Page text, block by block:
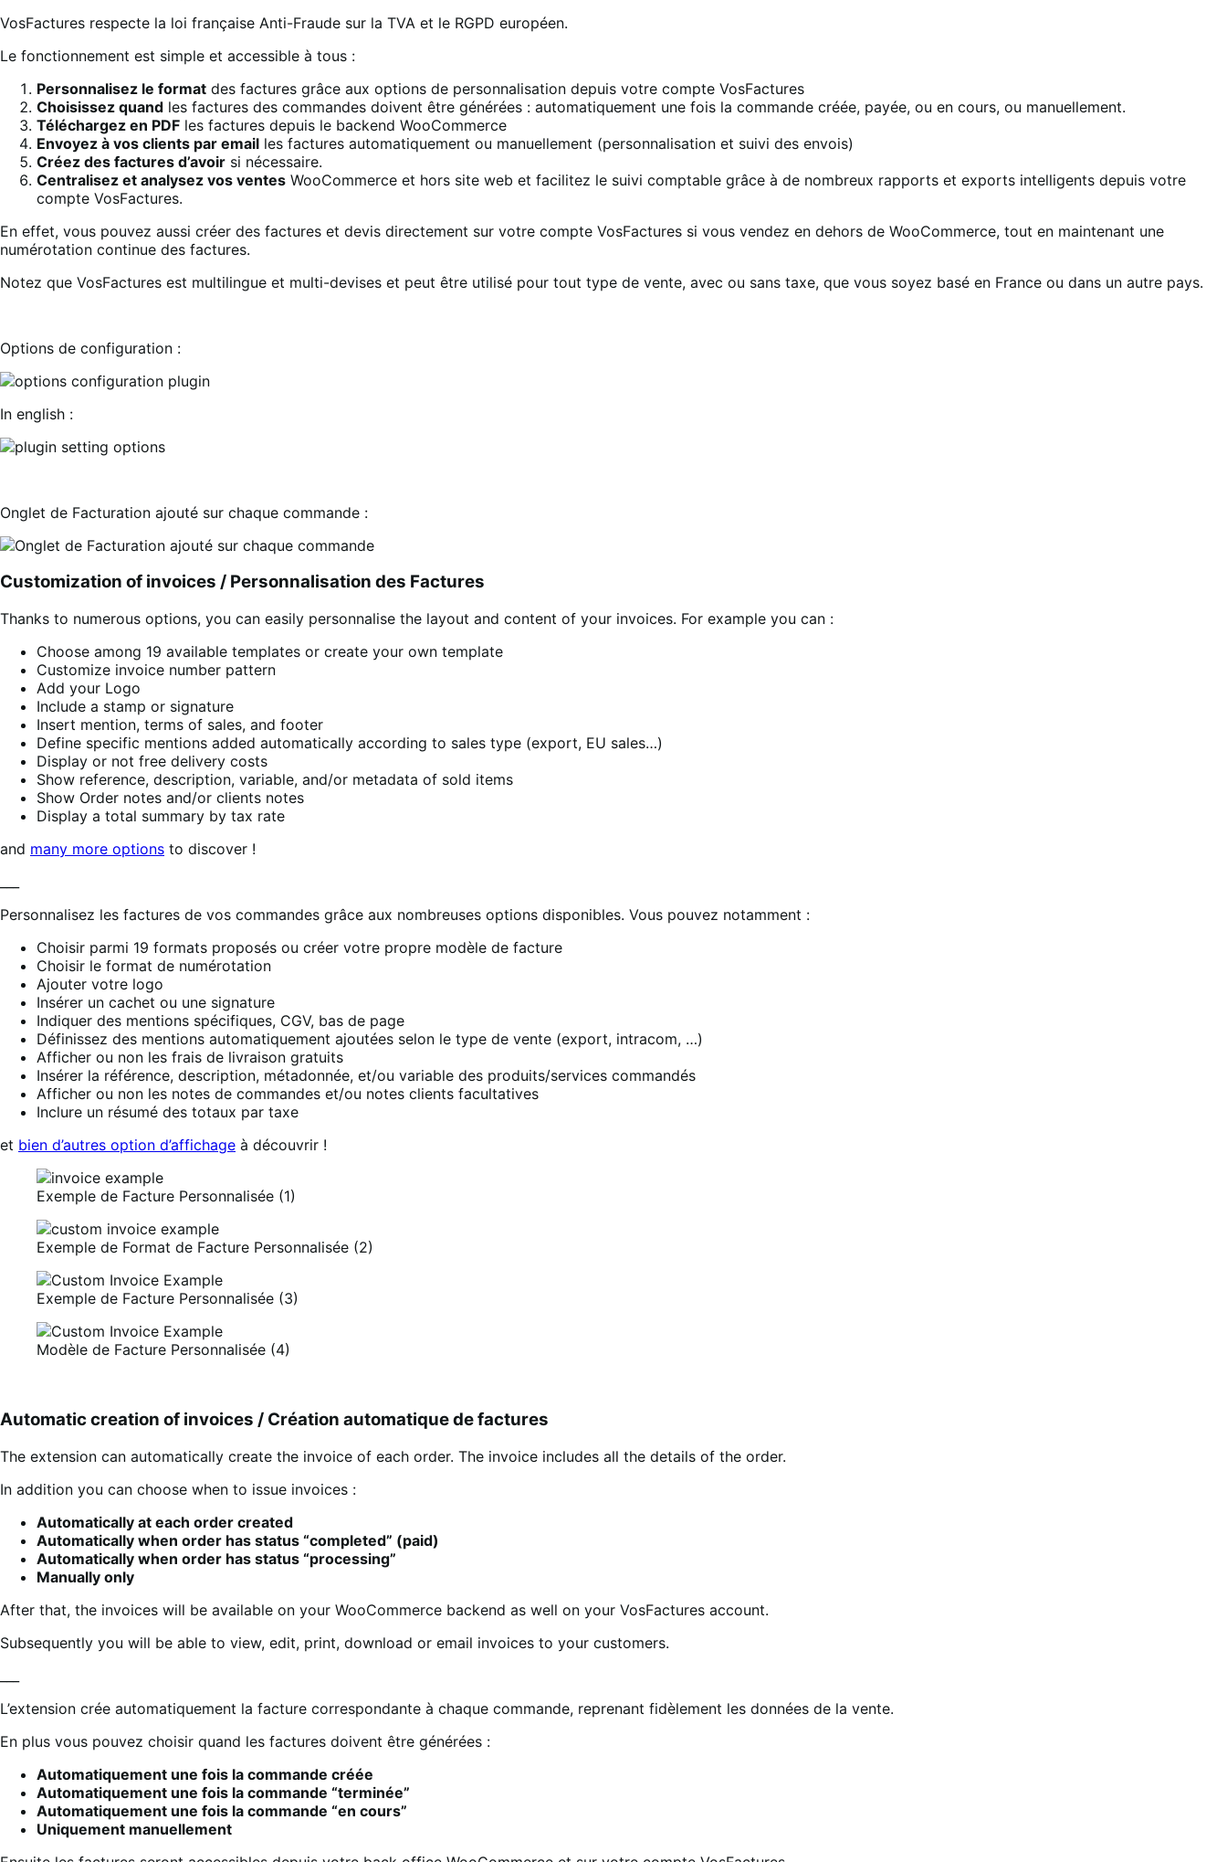
VosFactures respecte la loi française Anti-Fraude sur la TVA et le RGPD européen.
Le fonctionnement est simple et accessible à tous :
Personnalisez le format des factures grâce aux options de personnalisation depuis votre compte VosFactures
Choisissez quand les factures des commandes doivent être générées : automatiquement une fois la commande créée, payée, ou en cours, ou manuellement.
Téléchargez en PDF les factures depuis le backend WooCommerce
Envoyez à vos clients par email les factures automatiquement ou manuellement (personnalisation et suivi des envois)
Créez des factures d’avoir si nécessaire.
Centralisez et analysez vos ventes WooCommerce et hors site web et facilitez le suivi comptable grâce à de nombreux rapports et exports intelligents depuis votre
compte VosFactures.
En effet, vous pouvez aussi créer des factures et devis directement sur votre compte VosFactures si vous vendez en dehors de WooCommerce, tout en maintenant une
numérotation continue des factures.
Notez que VosFactures est multilingue et multi-devises et peut être utilisé pour tout type de vente, avec ou sans taxe, que vous soyez basé en France ou dans un autre pays.
Options de configuration :
In english :
Onglet de Facturation ajouté sur chaque commande :
Customization of invoices / Personnalisation des Factures
Thanks to numerous options, you can easily personnalise the layout and content of your invoices. For example you can :
Choose among 19 available templates or create your own template
Customize invoice number pattern
Add your Logo
Include a stamp or signature
Insert mention, terms of sales, and footer
Define specific mentions added automatically according to sales type (export, EU sales…)
Display or not free delivery costs
Show reference, description, variable, and/or metadata of sold items
Show Order notes and/or clients notes
Display a total summary by tax rate
and many more options to discover !
Personnalisez les factures de vos commandes grâce aux nombreuses options disponibles. Vous pouvez notamment :
Choisir parmi 19 formats proposés ou créer votre propre modèle de facture
Choisir le format de numérotation
Ajouter votre logo
Insérer un cachet ou une signature
Indiquer des mentions spécifiques, CGV, bas de page
Définissez des mentions automatiquement ajoutées selon le type de vente (export, intracom, …)
Afficher ou non les frais de livraison gratuits
Insérer la référence, description, métadonnée, et/ou variable des produits/services commandés
Afficher ou non les notes de commandes et/ou notes clients facultatives
Inclure un résumé des totaux par taxe
et bien d’autres option d’affichage à découvrir !
Exemple de Facture Personnalisée (1)
Exemple de Format de Facture Personnalisée (2)
Exemple de Facture Personnalisée (3)
Modèle de Facture Personnalisée (4)
Automatic creation of invoices / Création automatique de factures
The extension can automatically create the invoice of each order. The invoice includes all the details of the order.
In addition you can choose when to issue invoices :
Automatically at each order created
Automatically when order has status “completed” (paid)
Automatically when order has status “processing”
Manually only
After that, the invoices will be available on your WooCommerce backend as well on your VosFactures account.
Subsequently you will be able to view, edit, print, download or email invoices to your customers.
L’extension crée automatiquement la facture correspondante à chaque commande, reprenant fidèlement les données de la vente.
En plus vous pouvez choisir quand les factures doivent être générées :
Automatiquement une fois la commande créée
Automatiquement une fois la commande “terminée”
Automatiquement une fois la commande “en cours”
Uniquement manuellement